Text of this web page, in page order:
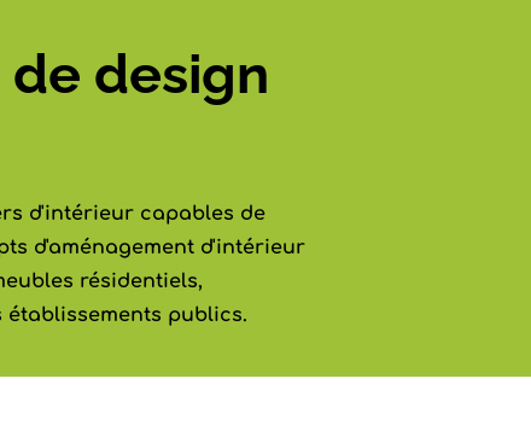
de design
d'intérieur capables de
d'aménagement d'intérieur
résidentiels,
publics.